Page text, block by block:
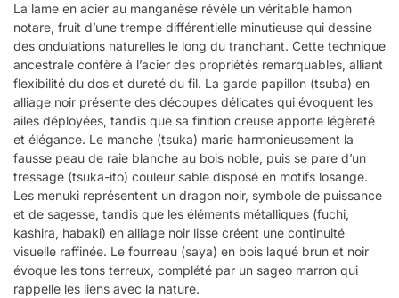
La lame en acier au manganèse révèle un véritable hamon
notare, fruit d’une trempe différentielle minutieuse qui dessine
des ondulations naturelles le long du tranchant. Cette technique
ancestrale confère à l’acier des propriétés remarquables, alliant
flexibilité du dos et dureté du fil. La garde papillon (tsuba) en
alliage noir présente des découpes délicates qui évoquent les
ailes déployées, tandis que sa finition creuse apporte légèreté
et élégance. Le manche (tsuka) marie harmonieusement la
fausse peau de raie blanche au bois noble, puis se pare d’un
tressage (tsuka-ito) couleur sable disposé en motifs losange.
Les menuki représentent un dragon noir, symbole de puissance
et de sagesse, tandis que les éléments métalliques (fuchi,
kashira, habaki) en alliage noir lisse créent une continuité
visuelle raffinée. Le fourreau (saya) en bois laqué brun et noir
évoque les tons terreux, complété par un sageo marron qui
rappelle les liens avec la nature.